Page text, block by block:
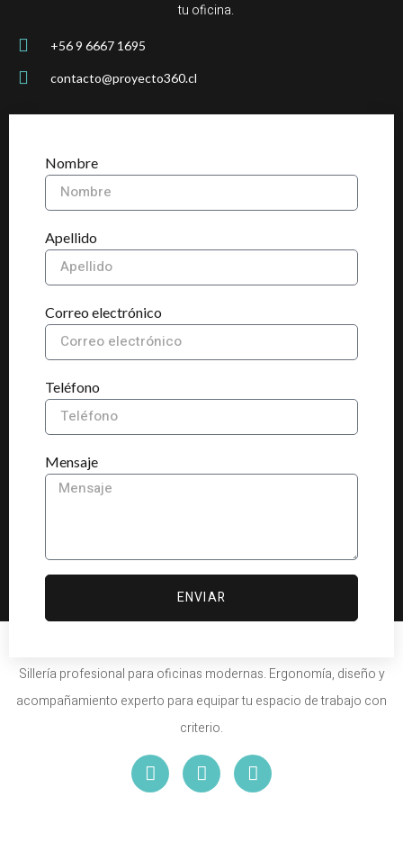
tu oficina.
+56 9 6667 1695
contacto@proyecto360.cl
Nombre
Apellido
Correo electrónico
Teléfono
Mensaje
ENVIAR
Sillería profesional para oficinas modernas. Ergonomía, diseño y
acompañamiento experto para equipar tu espacio de trabajo con
criterio.